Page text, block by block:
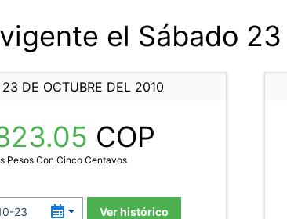
el Sábado
DE OCTUBRE DEL 2010
COP
Pesos Con Cinco Centavos
Ver histórico